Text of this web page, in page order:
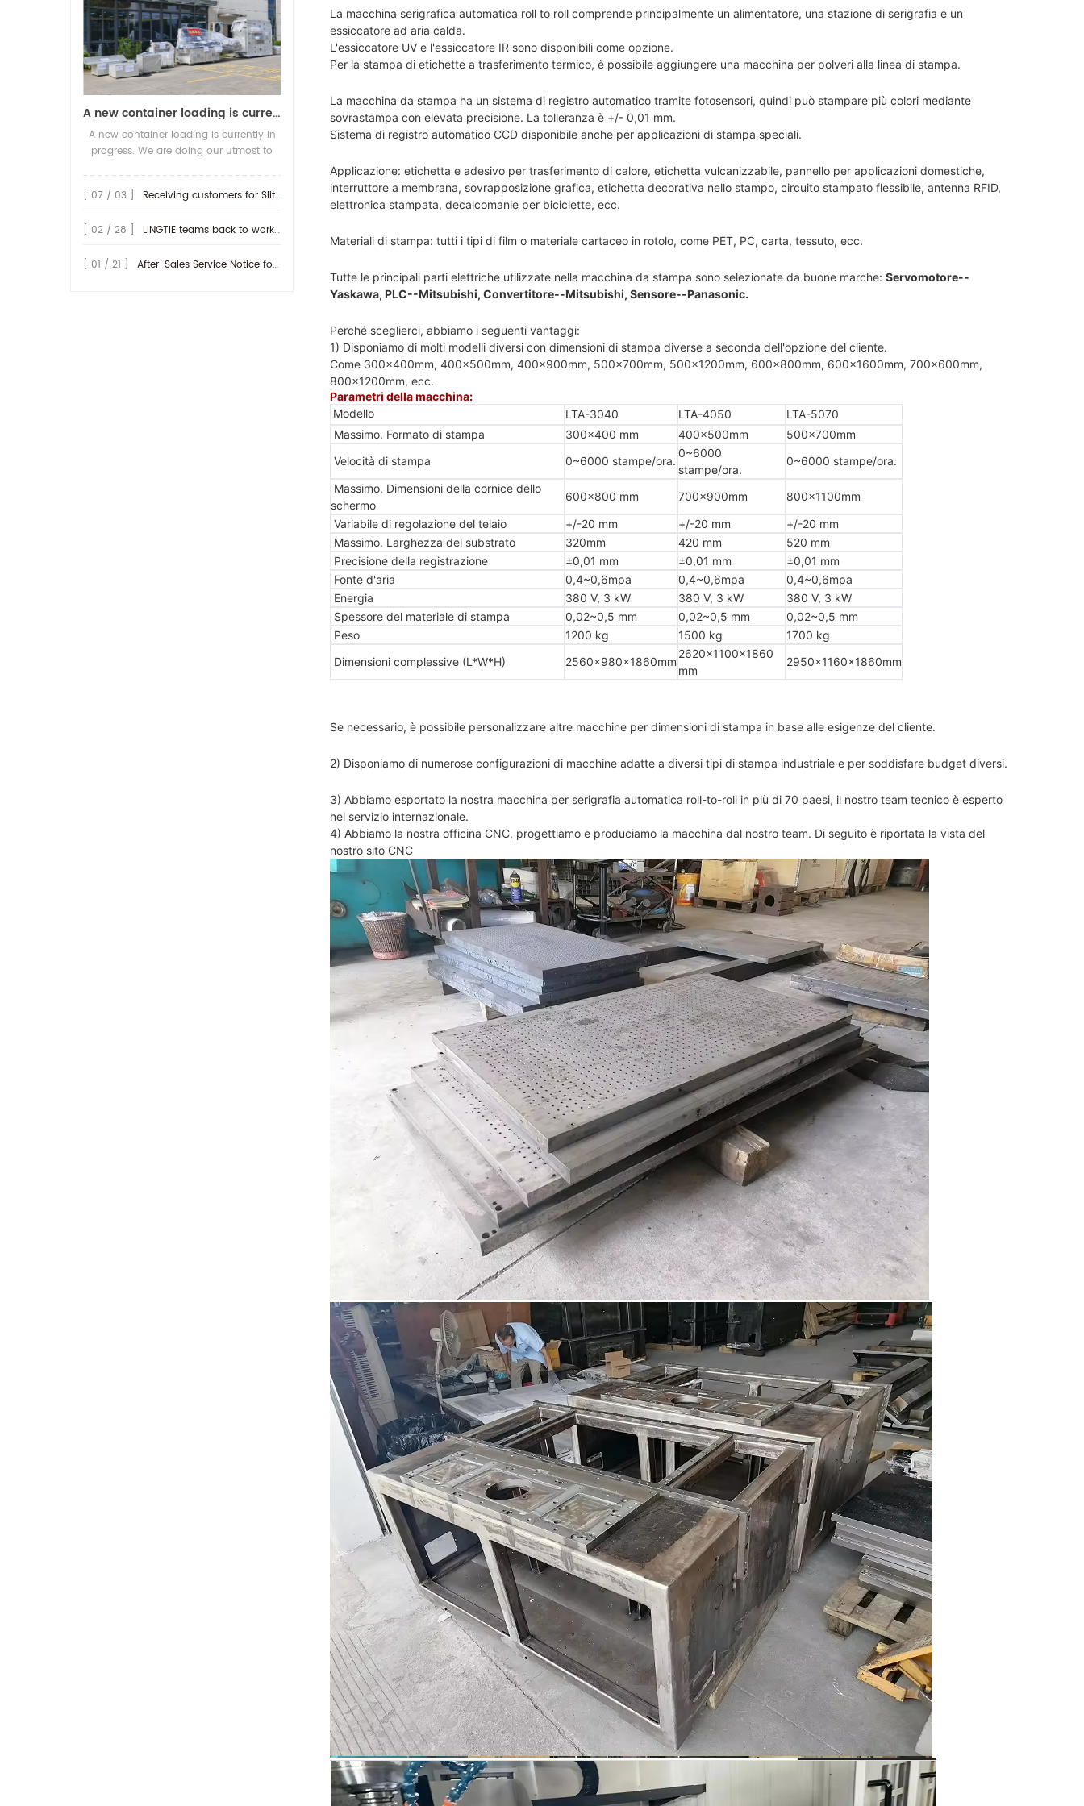
A new container loading is currently in progress.
A new container loading is currently in
progress. We are doing our utmost to
earliest possible time.
[ 07 / 03 ] Receiving customers for Slitting machine with differential Slip Shaft
[ 02 / 28 ] LINGTIE teams back to work at Feb.25th.
[ 01 / 21 ] After-Sales Service Notice for Turkey Region
La macchina serigrafica automatica roll to roll comprende principalmente un alimentatore, una stazione di serigrafia e un
essiccatore ad aria calda.
L'essiccatore UV e l'essiccatore IR sono disponibili come opzione.
Per la stampa di etichette a trasferimento termico, è possibile aggiungere una macchina per polveri alla linea di stampa.
La macchina da stampa ha un sistema di registro automatico tramite fotosensori, quindi può stampare più colori mediante
sovrastampa con elevata precisione. La tolleranza è +/- 0,01 mm.
Sistema di registro automatico CCD disponibile anche per applicazioni di stampa speciali.
Applicazione: etichetta e adesivo per trasferimento di calore, etichetta vulcanizzabile, pannello per applicazioni domestiche,
interruttore a membrana, sovrapposizione grafica, etichetta decorativa nello stampo, circuito stampato flessibile, antenna RFID,
elettronica stampata, decalcomanie per biciclette, ecc.
Materiali di stampa: tutti i tipi di film o materiale cartaceo in rotolo, come PET, PC, carta, tessuto, ecc.
Tutte le principali parti elettriche utilizzate nella macchina da stampa sono selezionate da buone marche: Servomotore--
Yaskawa, PLC--Mitsubishi, Convertitore--Mitsubishi, Sensore--Panasonic.
Perché sceglierci, abbiamo i seguenti vantaggi:
1) Disponiamo di molti modelli diversi con dimensioni di stampa diverse a seconda dell'opzione del cliente.
Come 300x400mm, 400x500mm, 400x900mm, 500x700mm, 500x1200mm, 600x800mm, 600x1600mm, 700x600mm,
800x1200mm, ecc.
Parametri della macchina:
Modello
LTA-3040 LTA-4050
LTA-5070
Massimo. Formato di stampa
300x400 mm 400x500mm
500x700mm
Velocità di stampa
0~6000 stampe/ora.
0~6000
stampe/ora.
0~6000 stampe/ora.
Massimo. Dimensioni della cornice dello
schermo
600x800 mm 700x900mm
800x1100mm
Variabile di regolazione del telaio
+/-20 mm +/-20 mm
+/-20 mm
Massimo. Larghezza del substrato
320mm 420 mm
520 mm
Precisione della registrazione
±0,01 mm ±0,01 mm
±0,01 mm
Fonte d'aria
0,4~0,6mpa 0,4~0,6mpa
0,4~0,6mpa
Energia
380 V, 3 kW 380 V, 3 kW
380 V, 3 kW
Spessore del materiale di stampa
0,02~0,5 mm 0,02~0,5 mm
0,02~0,5 mm
Peso
1200 kg 1500 kg
1700 kg
Dimensioni complessive (L*W*H)
2560x980x1860mm
2620x1100x1860
mm
2950x1160x1860mm
Se necessario, è possibile personalizzare altre macchine per dimensioni di stampa in base alle esigenze del cliente.
2) Disponiamo di numerose configurazioni di macchine adatte a diversi tipi di stampa industriale e per soddisfare budget diversi.
3) Abbiamo esportato la nostra macchina per serigrafia automatica roll-to-roll in più di 70 paesi, il nostro team tecnico è esperto
nel servizio internazionale.
4) Abbiamo la nostra officina CNC, progettiamo e produciamo la macchina dal nostro team. Di seguito è riportata la vista del
nostro sito CNC